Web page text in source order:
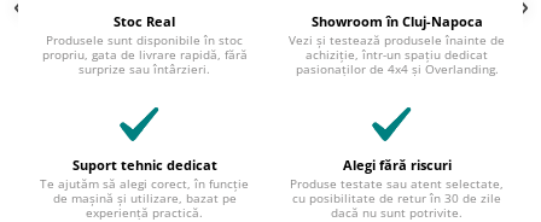
Stoc Real
Produsele sunt disponibile în stoc
propriu, gata de livrare rapidă, fără
surprize sau întârzieri.
Showroom în Cluj-Napoca
Vezi și testează produsele înainte de
achiziție, într-un spațiu dedicat
pasionaților de 4x4 și Overlanding.
Suport tehnic dedicat
Te ajutăm să alegi corect, în funcție
de mașină și utilizare, bazat pe
experiență practică.
Alegi fără riscuri
Produse testate sau atent selectate,
cu posibilitate de retur în 30 de zile
dacă nu sunt potrivite.